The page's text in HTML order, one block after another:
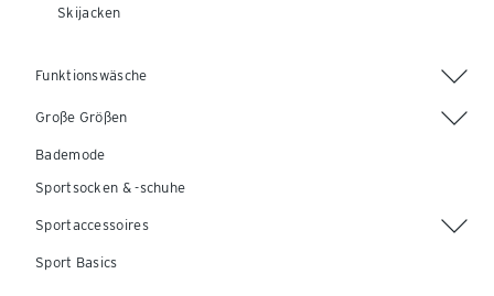
Skijacken
Funktionswäsche
Große Größen
Bademode
Sportsocken & -schuhe
Sportaccessoires
Sport Basics